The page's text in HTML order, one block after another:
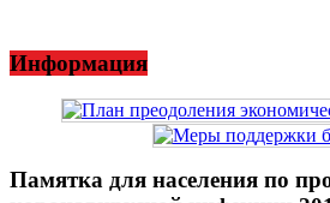
Информация
Памятка для населения по